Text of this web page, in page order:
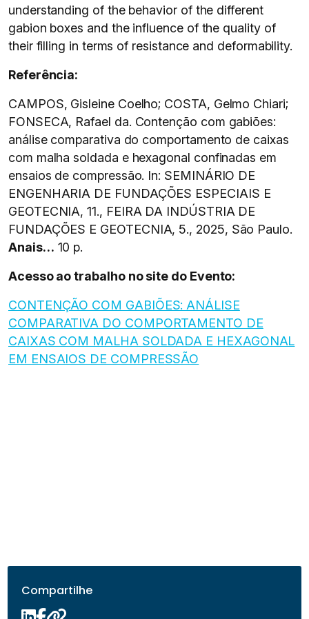
understanding of the behavior of the different
gabion boxes and the influence of the quality of
their filling in terms of resistance and deformability.
Referência:
CAMPOS, Gisleine Coelho; COSTA, Gelmo Chiari;
FONSECA, Rafael da. Contenção com gabiões:
análise comparativa do comportamento de caixas
com malha soldada e hexagonal confinadas em
ensaios de compressão. In: SEMINÁRIO DE
ENGENHARIA DE FUNDAÇÕES ESPECIAIS E
GEOTECNIA, 11., FEIRA DA INDÚSTRIA DE
FUNDAÇÕES E GEOTECNIA, 5., 2025, São Paulo.
Anais… 10 p.
Acesso ao trabalho no site do Evento:
CONTENÇÃO COM GABIÕES: ANÁLISE
COMPARATIVA DO COMPORTAMENTO DE
CAIXAS COM MALHA SOLDADA E HEXAGONAL
EM ENSAIOS DE COMPRESSÃO
Compartilhe